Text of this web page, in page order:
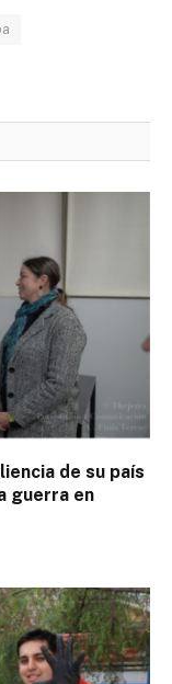
de su país
guerra en